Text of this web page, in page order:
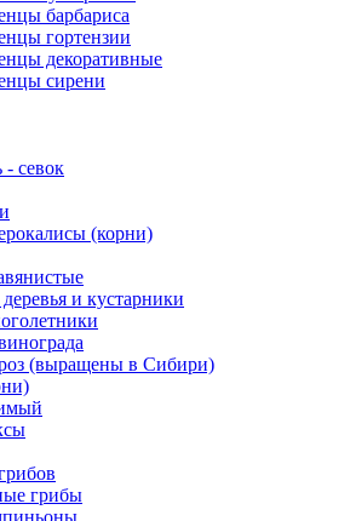
барбариса
гортензии
декоративные
сирени
- севок
(корни)
и кустарники
(выращены в Сибири)
грибы